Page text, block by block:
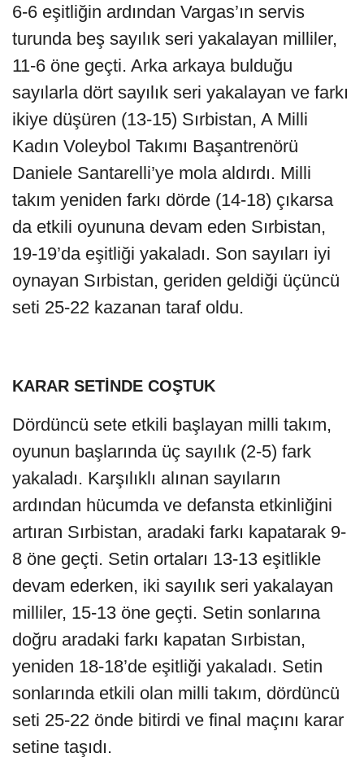
6-6 eşitliğin ardından Vargas’ın servis
turunda beş sayılık seri yakalayan milliler,
11-6 öne geçti. Arka arkaya bulduğu
sayılarla dört sayılık seri yakalayan ve farkı
ikiye düşüren (13-15) Sırbistan, A Milli
Kadın Voleybol Takımı Başantrenörü
Daniele Santarelli’ye mola aldırdı. Milli
takım yeniden farkı dörde (14-18) çıkarsa
da etkili oyununa devam eden Sırbistan,
19-19’da eşitliği yakaladı. Son sayıları iyi
oynayan Sırbistan, geriden geldiği üçüncü
seti 25-22 kazanan taraf oldu.
KARAR SETİNDE COŞTUK
Dördüncü sete etkili başlayan milli takım,
oyunun başlarında üç sayılık (2-5) fark
yakaladı. Karşılıklı alınan sayıların
ardından hücumda ve defansta etkinliğini
artıran Sırbistan, aradaki farkı kapatarak 9-
8 öne geçti. Setin ortaları 13-13 eşitlikle
devam ederken, iki sayılık seri yakalayan
milliler, 15-13 öne geçti. Setin sonlarına
doğru aradaki farkı kapatan Sırbistan,
yeniden 18-18’de eşitliği yakaladı. Setin
sonlarında etkili olan milli takım, dördüncü
seti 25-22 önde bitirdi ve final maçını karar
setine taşıdı.